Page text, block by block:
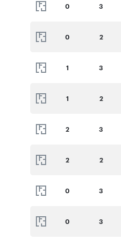
0 3
0 2
1 3
1 2
2 3
2 2
0 3
0 3